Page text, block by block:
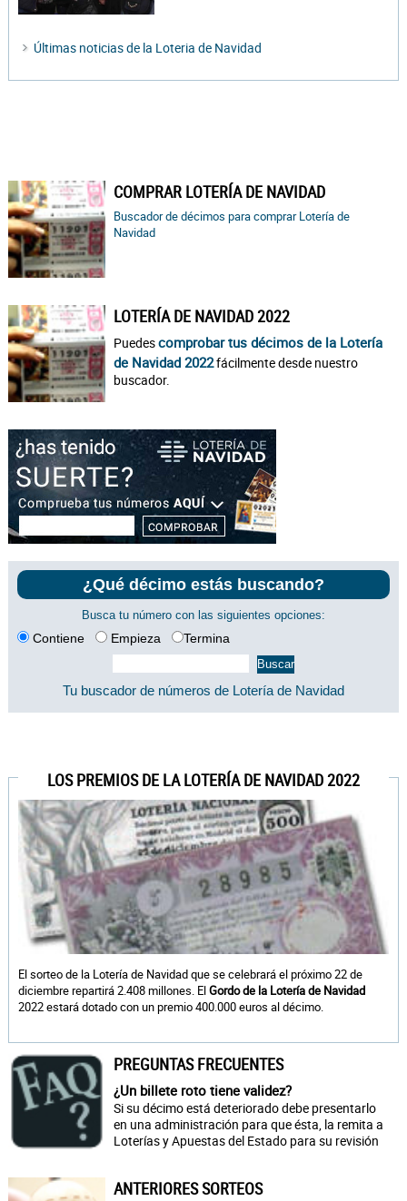
Últimas noticias de la Loteria de Navidad
COMPRAR LOTERÍA DE NAVIDAD
Buscador de décimos para comprar Lotería de
Navidad
LOTERÍA DE NAVIDAD 2022
Puedescomprobar tus décimos de la Lotería
de Navidad 2022fácilmente desde nuestro
buscador.
¿Qué décimo estás buscando?
Busca tu número con las siguientes opciones:
Contiene Empieza Termina
Tu buscador de números de Lotería de Navidad
LOS PREMIOS DE LA LOTERÍA DE NAVIDAD 2022
El sorteo de la Lotería de Navidad que se celebrará el próximo 22 de
diciembre repartirá 2.408 millones. ElGordo de la Lotería de Navidad
2022 estará dotado con un premio 400.000 euros al décimo.
PREGUNTAS FRECUENTES
¿Un billete roto tiene validez?
Si su décimo está deteriorado debe presentarlo
en una administración para que ésta, la remita a
Loterías y Apuestas del Estado para su revisión
ANTERIORES SORTEOS